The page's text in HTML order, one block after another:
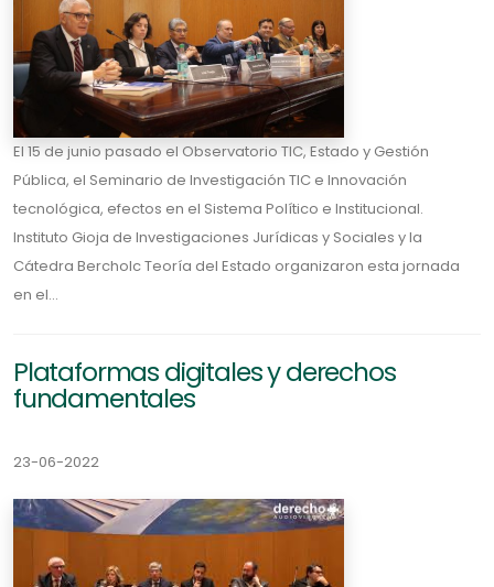
El 15 de junio pasado el Observatorio TIC, Estado y Gestión
Pública, el Seminario de Investigación TIC e Innovación
tecnológica, efectos en el Sistema Político e Institucional.
Instituto Gioja de Investigaciones Jurídicas y Sociales y la
Cátedra Bercholc Teoría del Estado organizaron esta jornada
en el...
Plataformas digitales y derechos
fundamentales
23-06-2022